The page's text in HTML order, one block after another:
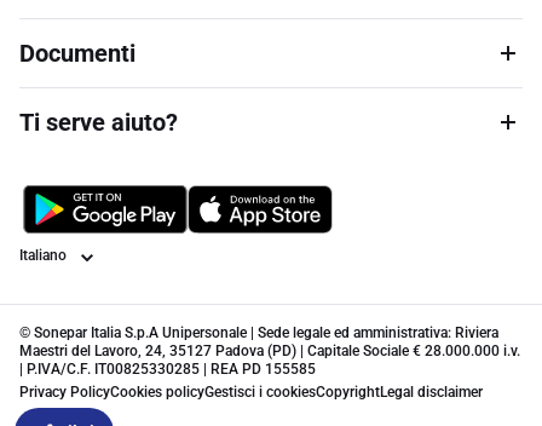
Documenti
Ti serve aiuto?
Lingua
© Sonepar Italia S.p.A Unipersonale | Sede legale ed amministrativa: Riviera
Maestri del Lavoro, 24, 35127 Padova (PD) | Capitale Sociale € 28.000.000 i.v.
| P.IVA/C.F. IT00825330285 | REA PD 155585
Privacy PolicyCookies policyGestisci i cookiesCopyrightLegal disclaimer